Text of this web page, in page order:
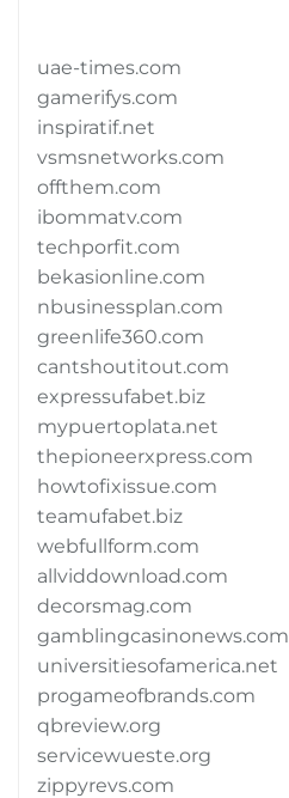
uae-times.com
gamerifys.com
inspiratif.net
vsmsnetworks.com
offthem.com
ibommatv.com
techporfit.com
bekasionline.com
nbusinessplan.com
greenlife360.com
cantshoutitout.com
expressufabet.biz
mypuertoplata.net
thepioneerxpress.com
howtofixissue.com
teamufabet.biz
webfullform.com
allviddownload.com
decorsmag.com
gamblingcasinonews.com
universitiesofamerica.net
progameofbrands.com
qbreview.org
servicewueste.org
zippyrevs.com